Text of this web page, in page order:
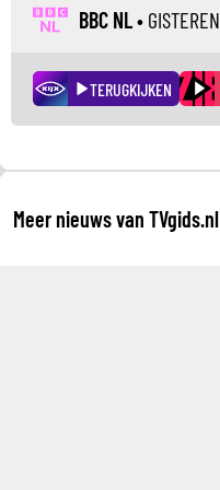
BBC NL• GISTEREN
TERUGKIJKEN
Meer nieuws van TVgids.nl